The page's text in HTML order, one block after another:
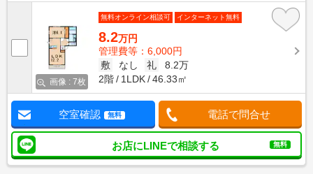
画像 : 7枚
無料オンライン相談可 インターネット無料
8.2万円
管理費等：6,000円
敷
なし 礼
8.2万
2階
1LDK 46.33㎡
空室確認 無料 電話で問合せ
お店にLINEで相談する 無料